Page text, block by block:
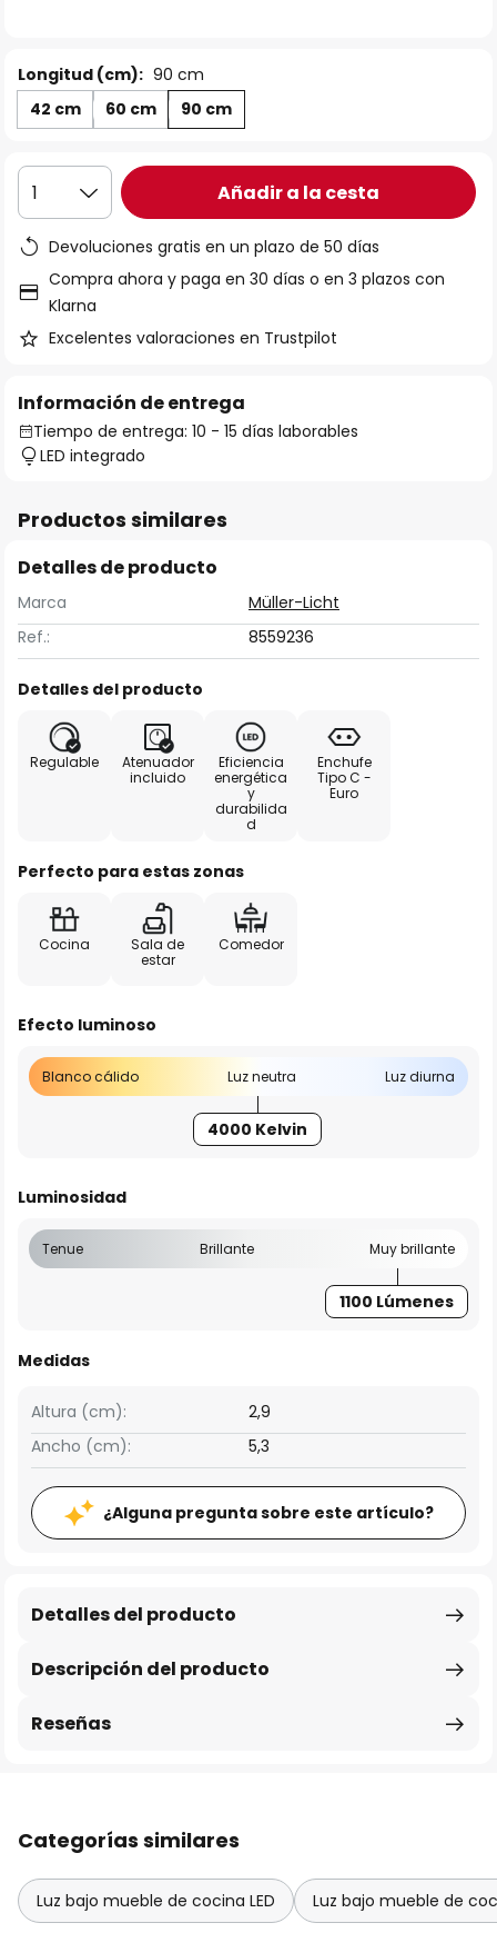
Longitud (cm): 90 cm
42 cm
60 cm 90 cm
1 Añadir a la cesta
Devoluciones gratis en un plazo de 50 días
Compra ahora y paga en 30 días o en 3 plazos con
Klarna
Excelentes valoraciones en Trustpilot
Información de entrega
Tiempo de entrega: 10 - 15 días laborables
LED integrado
Productos similares
Detalles de producto
Marca
Müller-Licht
Ref.:
8559236
Detalles del producto
Regulable
Atenuador
incluido
Eficiencia
energética
y
durabilida
d
Enchufe
Tipo C -
Euro
Perfecto para estas zonas
Cocina
Sala de
estar
Comedor
Efecto luminoso
Blanco cálido Luz neutra Luz diurna
4000 Kelvin
Luminosidad
Tenue Brillante Muy brillante
1100 Lúmenes
Medidas
Ancho (cm): 5,3
Altura (cm): 2,9
¿Alguna pregunta sobre este artículo?
Descripción del producto
Detalles del producto
Reseñas
Categorías similares
Luz bajo mueble de cocina LED Luz bajo mueble de